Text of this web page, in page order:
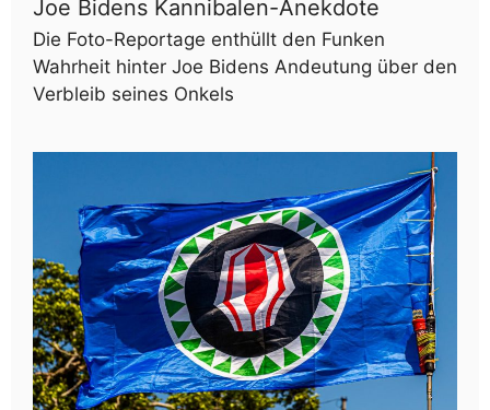
Joe Bidens Kannibalen-Anekdote
Die Foto-Reportage enthüllt den Funken
Wahrheit hinter Joe Bidens Andeutung über den
Verbleib seines Onkels